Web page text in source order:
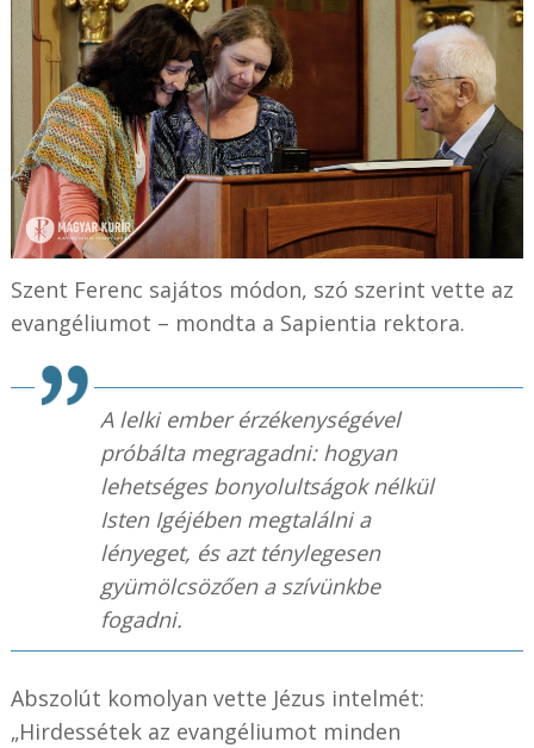
Szent Ferenc sajátos módon, szó szerint vette az
evangéliumot – mondta a Sapientia rektora.
A lelki ember érzékenységével
próbálta megragadni: hogyan
lehetséges bonyolultságok nélkül
Isten Igéjében megtalálni a
lényeget, és azt ténylegesen
gyümölcsözően a szívünkbe
fogadni.
Abszolút komolyan vette Jézus intelmét:
„Hirdessétek az evangéliumot minden